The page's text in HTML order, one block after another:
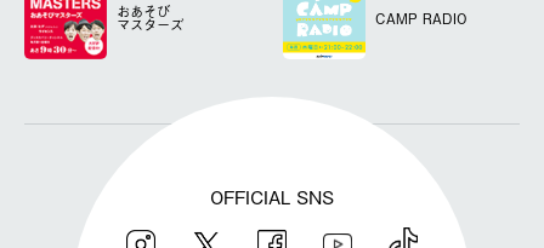
おあそび
マスターズ CAMP RADIO
OFFICIAL SNS